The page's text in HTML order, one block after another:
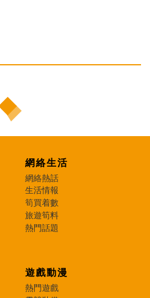
網絡生活
網絡熱話
生活情報
筍買着數
旅遊筍料
熱門話題
遊戲動漫
熱門遊戲